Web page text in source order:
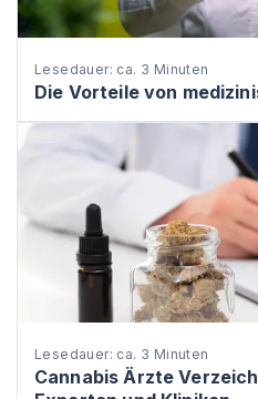
Lesedauer: ca. 3 Minuten
Die Vorteile von
Lesedauer: ca. 3 Minuten
Cannabis Ärzte